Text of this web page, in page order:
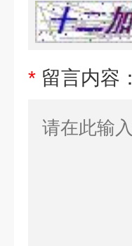
* 留言内容：